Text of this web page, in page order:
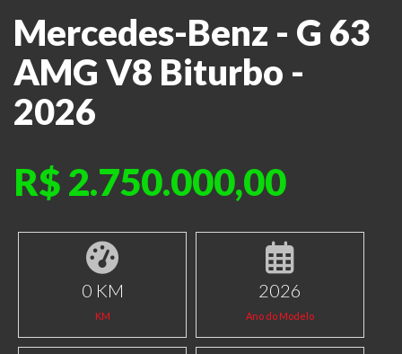
Mercedes-Benz - G 63
AMG V8 Biturbo -
2026
R$ 2.750.000,00
0 KM
KM
2026
Ano do Modelo